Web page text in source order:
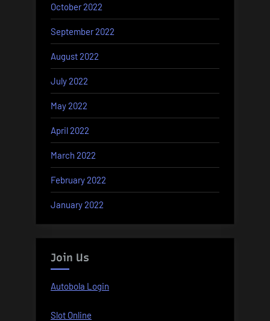
October 2022
September 2022
August 2022
July 2022
May 2022
April 2022
March 2022
February 2022
January 2022
Join Us
Autobola Login
Slot Online